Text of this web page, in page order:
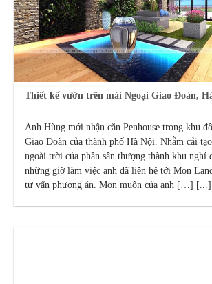
Thiết kế vườn trên mái Ngoại Giao Đoàn,
Anh Hùng mới nhận căn Penhouse trong khu
Giao Đoàn của thành phố Hà Nội. Nhằm cải
ngoài trời của phần sân thượng thành khu nghỉ
những giờ làm việc anh đã liên hệ tới Mon
tư vấn phương án. Mon muốn của anh […] [...]